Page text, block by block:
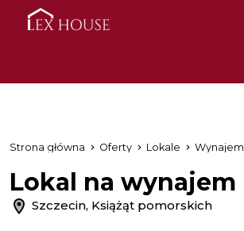
Strona główna Oferty Lokale Wynajem
Lokal na wynajem
Szczecin, Książąt pomorskich